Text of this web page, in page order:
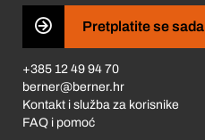
Pretplatite se sada
+385 12 49 94 70
berner@berner.hr
Kontakt i služba za korisnike
FAQ i pomoć